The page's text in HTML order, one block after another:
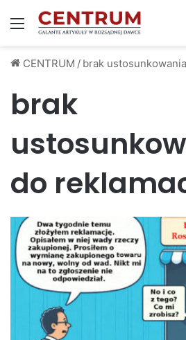
Menu
CENTRUM / brak
brak
do